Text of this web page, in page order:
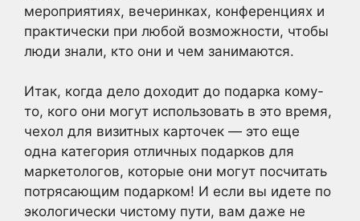
мероприятиях, вечеринках, конференциях и
практически при любой возможности, чтобы
люди знали, кто они и чем занимаются.
Итак, когда дело доходит до подарка кому-
то, кого они могут использовать в это время,
чехол для визитных карточек — это еще
одна категория отличных подарков для
маркетологов, которые они могут посчитать
потрясающим подарком! И если вы идете по
экологически чистому пути, вам даже не